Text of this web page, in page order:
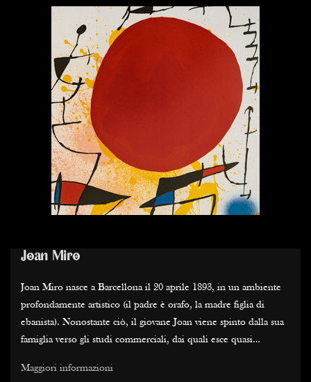
Joan Miro
Joan Miro nasce a Barcellona il 20 aprile 1893, in un ambiente
profondamente artistico (il padre è orafo, la madre figlia di
ebanista). Nonostante ciò, il giovane Joan viene spinto dalla sua
famiglia verso gli studi commerciali, dai quali esce quasi
Maggiori informazioni